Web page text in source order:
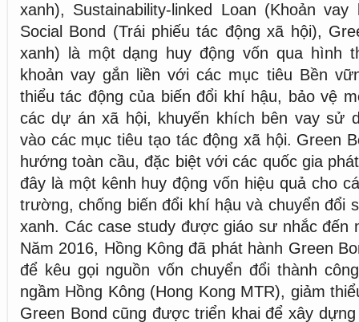
xanh), Sustainability-linked Loan (Khoản
Social Bond (Trái phiếu tác động xã hội),
xanh) là một dạng huy động vốn qua hình
khoản vay gắn liền với các mục tiêu Bền
thiểu tác động của biến đổi khí hậu, bảo vệ
các dự án xã hội, khuyến khích bên vay sử
vào các mục tiêu tạo tác động xã hội. Green
hướng toàn cầu, đặc biệt với các quốc gia
đây là một kênh huy động vốn hiệu quả cho
trường, chống biến đổi khí hậu và chuyển đổi
xanh. Các case study được giáo sư nhắc đến
Năm 2016, Hồng Kông đã phát hành Green
để kêu gọi nguồn vốn chuyển đổi thành
ngầm Hồng Kông (Hong Kong MTR), giảm
Green Bond cũng được triển khai để xây